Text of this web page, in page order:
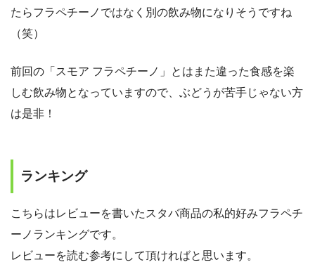
たらフラペチーノではなく別の飲み物になりそうですね
（笑）
前回の「スモア フラペチーノ」とはまた違った食感を楽
しむ飲み物となっていますので、ぶどうが苦手じゃない方
は是非！
ランキング
こちらはレビューを書いたスタバ商品の私的好みフラペチ
ーノランキングです。
レビューを読む参考にして頂ければと思います。